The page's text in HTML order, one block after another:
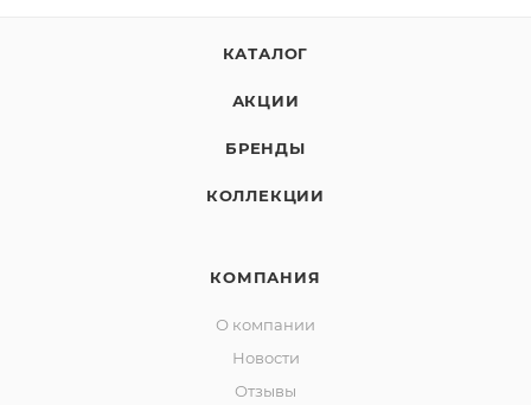
КАТАЛОГ
АКЦИИ
БРЕНДЫ
КОЛЛЕКЦИИ
КОМПАНИЯ
О компании
Новости
Отзывы